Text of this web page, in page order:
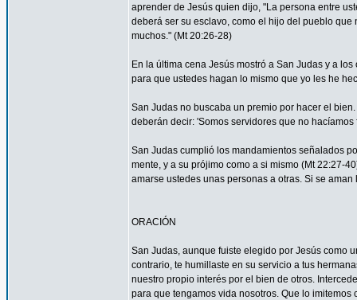
aprender de Jesús quien dijo, "La persona entre
deberá ser su esclavo, como el hijo del pueblo
muchos." (Mt 20:26-28)
En la última cena Jesús mostró a San Judas y a
para que ustedes hagan lo mismo que yo les he
San Judas no buscaba un premio por hacer el
deberán decir: 'Somos servidores que no
San Judas cumplió los mandamientos señalados
mente, y a su prójimo como a si mismo (Mt 22:27-
amarse ustedes unas personas a otras. Si se
ORACIÓN
San Judas, aunque fuiste elegido por Jesús como
contrario, te humillaste en su servicio a tus
nuestro propio interés por el bien de otros.
para que tengamos vida nosotros. Que lo